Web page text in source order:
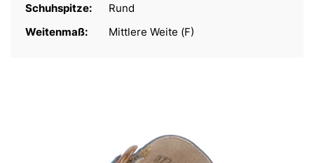
Schuhspitze:
Rund
Weitenmaß:
Mittlere Weite (F)